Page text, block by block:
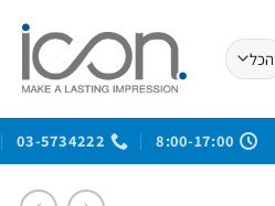
8:00-17:00
03-5734222